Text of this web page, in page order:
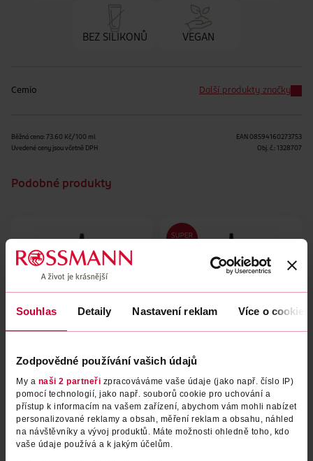
Souhlas Detaily Nastavení reklam Více o cookies
Zodpovědné používání vašich údajů
My a naši 2 partneři zpracováváme vaše údaje (jako např. číslo IP)
pomocí technologií, jako např. souborů cookie pro uchování a
přístup k informacím na vašem zařízení, abychom vám mohli nabízet
personalizované reklamy a obsah, měření reklam a obsahu, náhled
na návštěvníky a vývoj produktů. Máte možnosti ohledně toho, kdo
vaše údaje používá a k jakým účelům.
BEZ SILIKONŮ VEGAN
Cemio Další produkty značky
Běžná cena: 73.60 Kč/100 ml
Uvedené ceny jsou včetně DPH
EAN 08594160273753
Obj. č.: 1328707
Podobné produkty
Vlasová voda proti lupům
Dixi 100 ml
59.90 Kč
DO KOŠÍKU
Tonikum pro podporu růstu
vlasu Rozmarýn
Bali Curls 100 ml
279 Kč